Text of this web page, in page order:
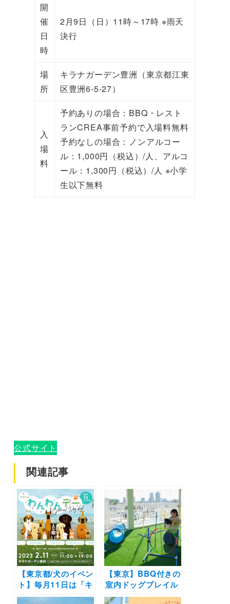
開
催
日
時
2月9日（日）11時～17時 ※雨天
決行
場
所
キラナガーデン豊洲（東京都江東
区豊洲6-5-27）
入
場
料
予約ありの場合：BBQ・レスト
ランCREA事前予約で入場料無料
予約なしの場合：ノンアルコー
ル：1,000円（税込）/人、アルコ
ール：1,300円（税込）/人 ※小学
生以下無料
公式サイト
関連記事
【東京都/犬のイベン
ト】毎月11日は「キ
ラナわんわんデー」
【東京】BBQ付きの
室内ドッグプレイル
ーム登場！「キラナ